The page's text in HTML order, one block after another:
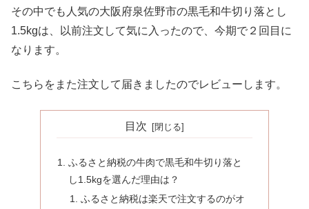
その中でも人気の大阪府泉佐野市の黒毛和牛切り落とし
1.5kgは、以前注文して気に入ったので、今期で２回目に
なります。
こちらをまた注文して届きましたのでレビューします。
目次
ふるさと納税の牛肉で黒毛和牛切り落と
し1.5kgを選んだ理由は？
ふるさと納税は楽天で注文するのがオ